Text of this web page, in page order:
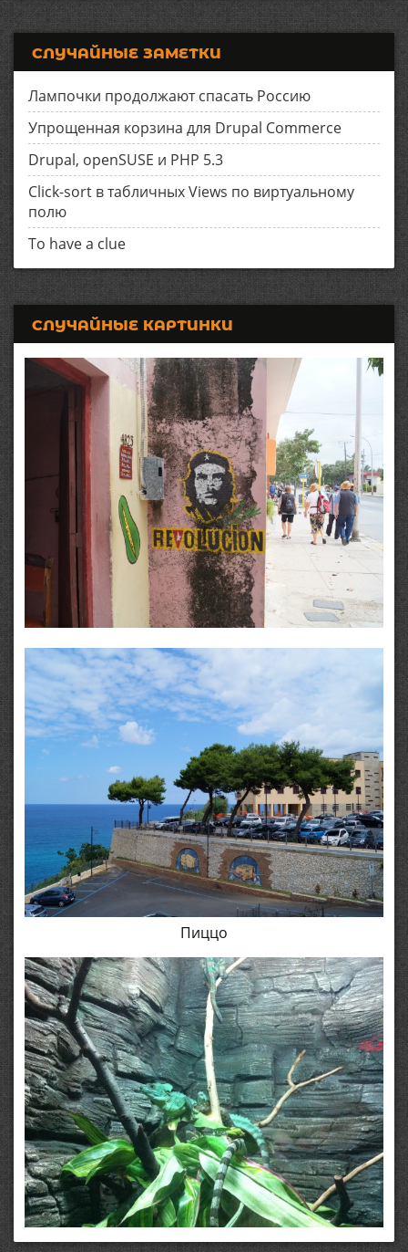
СЛУЧАЙНЫЕ ЗАМЕТКИ
Лампочки продолжают спасать Россию
Упрощенная корзина для Drupal Commerce
Drupal, openSUSE и PHP 5.3
Click-sort в табличных Views по виртуальному
полю
To have a clue
СЛУЧАЙНЫЕ КАРТИНКИ
Пиццо